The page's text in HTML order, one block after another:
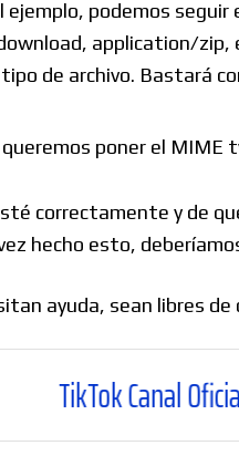
ejemplo, podemos
application/zip,
de archivo. Bastará
poner el MIME
correctamente y de
hecho esto,
ayuda, sean libres
Canal Oficial